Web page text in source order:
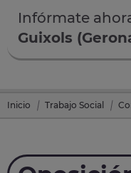
Infórmate
Guixols
Inicio Trabajo Social